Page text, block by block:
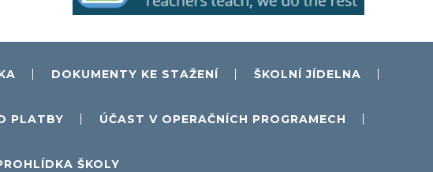
DOKUMENTY KE STAŽENÍ ŠKOLNÍ JÍDELNA
PLATBY ÚČAST V OPERAČNÍCH PROGRAMECH
ŠKOLY